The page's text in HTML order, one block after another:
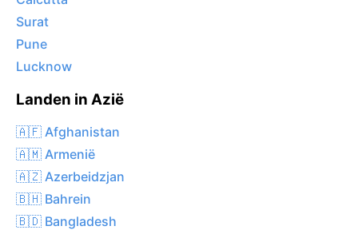
Surat
Pune
Lucknow
Landen in Azië
🇦🇫 Afghanistan
🇦🇲 Armenië
🇦🇿 Azerbeidzjan
🇧🇭 Bahrein
🇧🇩 Bangladesh